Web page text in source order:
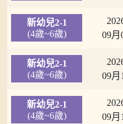
新幼兒2-1
(4歲~6歲)
09月
新幼兒2-1
(4歲~6歲)
09月
新幼兒2-1
(4歲~6歲)
09月